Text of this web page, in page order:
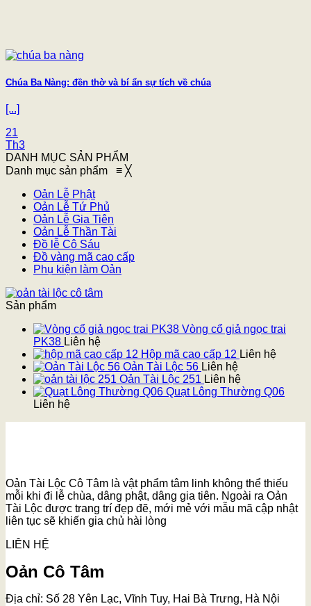
Chúa Ba Nàng: đền thờ và bí ẩn sự tích về chúa
[...]
21
Th3
DANH MỤC SẢN PHẨM
Danh mục sản phẩm ≡ ╳
Oản Lễ Phật
Oản Lễ Tứ Phủ
Oản Lễ Gia Tiên
Oản Lễ Thần Tài
Đồ lễ Cô Sáu
Đồ vàng mã cao cấp
Phụ kiện làm Oản
Sản phẩm
Vòng cổ giả ngọc trai
PK38 Liên hệ
Hộp mã cao cấp 12 Liên hệ
Oản Tài Lộc 56 Liên hệ
Oản Tài Lộc 251 Liên hệ
Quạt Lông Thường Q06
Liên hệ
Oản Tài Lộc Cô Tâm là vật phẩm tâm linh không thể thiếu
mỗi khi đi lễ chùa, dâng phật, dâng gia tiên. Ngoài ra Oản
Tài Lộc được trang trí đẹp đẽ, mới mẻ với mẫu mã cập nhật
liên tục sẽ khiến gia chủ hài lòng
LIÊN HỆ
Oản Cô Tâm
Địa chỉ: Số 28 Yên Lạc, Vĩnh Tuy, Hai Bà Trưng, Hà Nội